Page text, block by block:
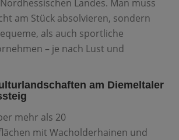
Landes. Man muss
am Stück absolvieren, sondern
als auch sportliche
– je nach Lust und
am Diemeltaler
mehr als 20
mit Wacholderhainen und